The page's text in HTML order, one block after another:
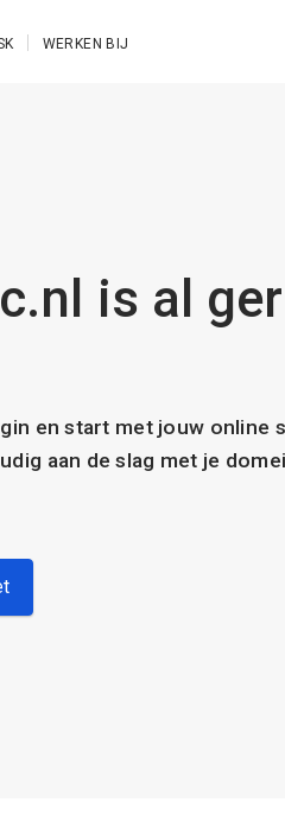
WERKEN BIJ
is al
en start met jouw online
aan de slag met je